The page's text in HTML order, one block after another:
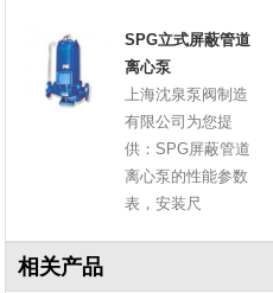
SPG立式屏蔽管道
离心泵
上海沈泉泵阀制造
有限公司为您提
供：SPG屏蔽管道
离心泵的性能参数
表，安装尺
相关产品